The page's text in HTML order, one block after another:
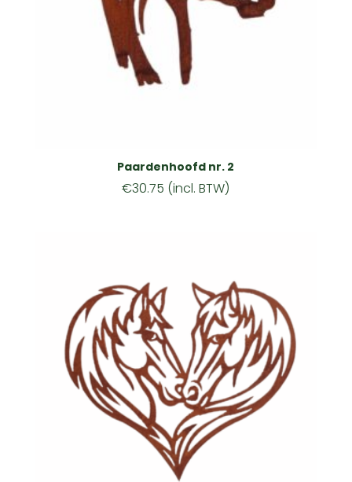
Paardenhoofd nr. 2
€30.75 (incl. BTW)